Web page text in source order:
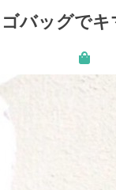
バッグでキ